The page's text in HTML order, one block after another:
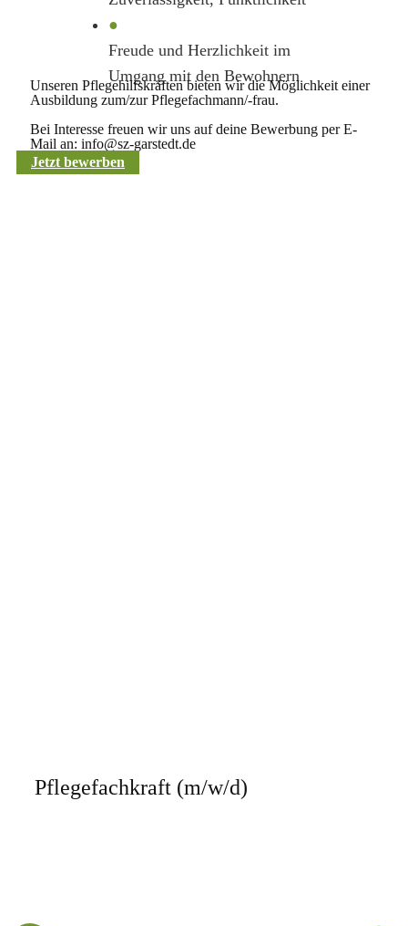
●
Freude und Herzlichkeit im
Umgang mit den Bewohnern
Unseren Pflegehilfskräften bieten wir die Möglichkeit einer
Ausbildung zum/zur Pflegefachmann/-frau.
Bei Interesse freuen wir uns auf deine Bewerbung per E-
Mail an: info@sz-garstedt.de
Jetzt bewerben
Pflegefachkraft (m/w/d)